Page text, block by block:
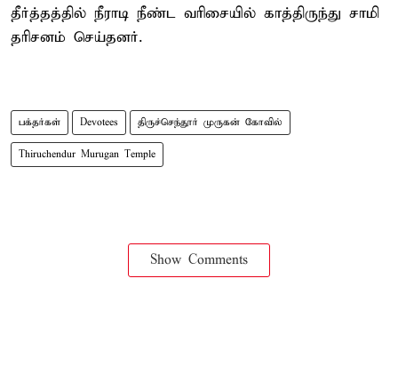
தீர்த்தத்தில் நீராடி நீண்ட வரிசையில் காத்திருந்து சாமி
தரிசனம் செய்தனர்.
பக்தர்கள் Devotees திருச்செந்தூர் முருகன் கோவில்
Thiruchendur Murugan Temple
Show Comments